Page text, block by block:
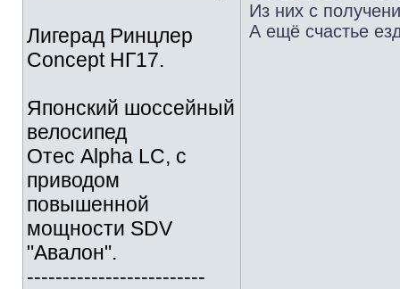
Лигерад Ринцлер
Concept НГ17.
Японский шоссейный
велосипед
Отес Alpha LC, с
приводом
повышенной
мощности SDV
"Авалон".
-------------------------
Из них с
А ещё счастье